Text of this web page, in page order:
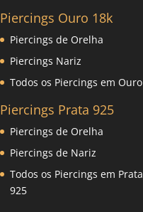
Piercings Ouro 18k
Piercings de Orelha
Piercings Nariz
Todos os Piercings em Ouro
Piercings Prata 925
Piercings de Orelha
Piercings de Nariz
Todos os Piercings em Prata
925